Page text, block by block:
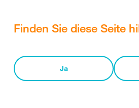
Finden Sie diese Seite
Ja